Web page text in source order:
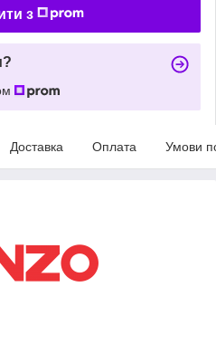
з
Доставка Оплата Умови